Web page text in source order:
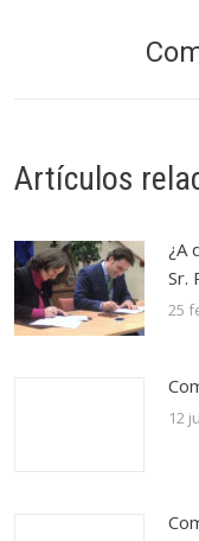
Artículos
¿A
Sr.
25
12